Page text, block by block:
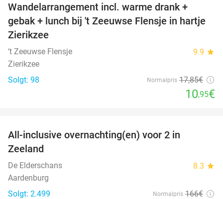
Wandelarrangement incl. warme drank +
gebak + lunch bij 't Zeeuwse Flensje in hartje
Zierikzee
‘t Zeeuwse Flensje 9.9 star
Zierikzee
Solgt: 98
Normalpris 17,85€
10,95€
All-inclusive overnachting(en) voor 2 in
Zeeland
De Elderschans 8.3 star
Aardenburg
Solgt: 2.499
Normalpris 166€